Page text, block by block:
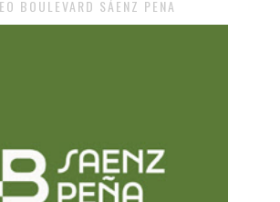
BOULEVARD SÁENZ PEÑA